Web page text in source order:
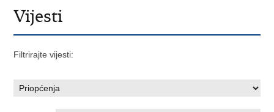
Vijesti
Filtrirajte vijesti: